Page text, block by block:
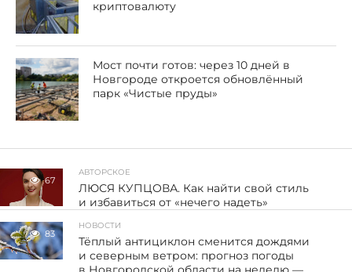
криптовалюту
Мост почти готов: через 10 дней в
Новгороде откроется обновлённый
парк «Чистые пруды»
67
АВТОРСКОЕ
ЛЮСЯ КУПЦОВА. Как найти свой стиль
и избавиться от «нечего надеть»
83
НОВОСТИ
Тёплый антициклон сменится дождями
и северным ветром: прогноз погоды